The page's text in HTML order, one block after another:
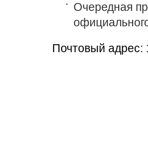
Очередная
Почтовый адрес: